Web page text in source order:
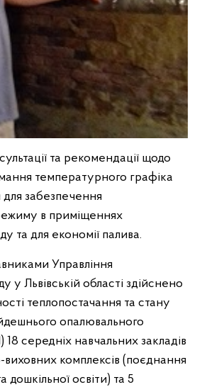
та рекомендації щодо
температурного графіка
забезпечення
в приміщеннях
та для економії палива.
Управління
у Львівській області здійснено
теплопостачання та стану
опалювального
18 середніх навчальних закладів
виховних комплексів (поєднання
дошкільної освіти) та 5